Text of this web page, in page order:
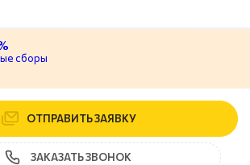
сборы
ОТПРАВИТЬ ЗАЯВКУ
ЗАКАЗАТЬ ЗВОНОК